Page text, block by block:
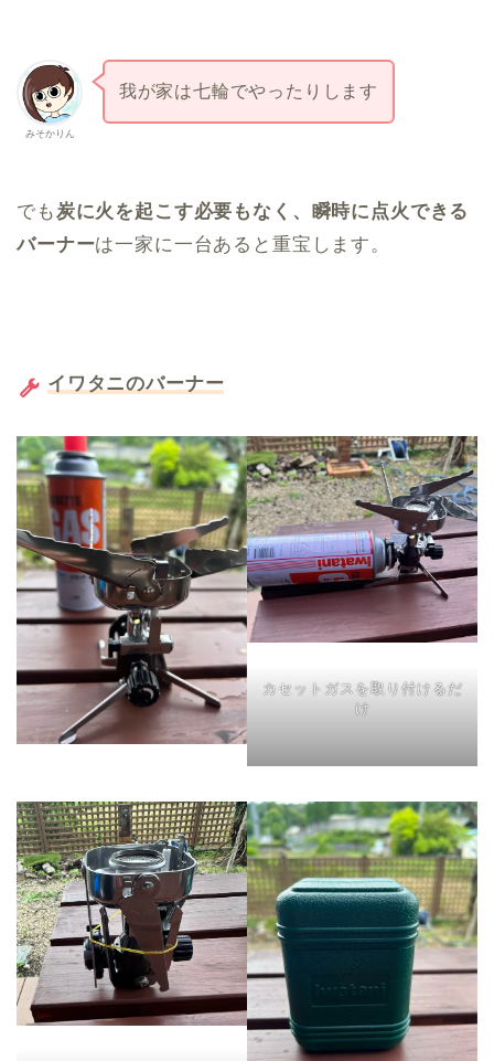
みそかりん
我が家は七輪でやったりします
でも炭に火を起こす必要もなく、瞬時に点火できる
バーナーは一家に一台あると重宝します。
イワタニのバーナー
カセットガスを取り付けるだ
け